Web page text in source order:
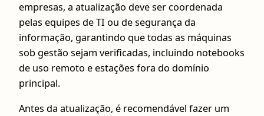
empresas, a atualização deve ser coordenada
pelas equipes de TI ou de segurança da
informação, garantindo que todas as máquinas
sob gestão sejam verificadas, incluindo notebooks
de uso remoto e estações fora do domínio
principal.
Antes da atualização, é recomendável fazer um